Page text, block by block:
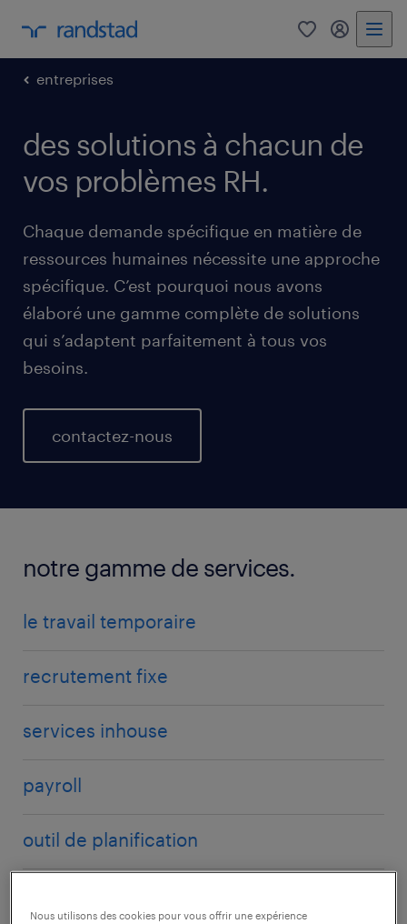
0 my
entreprises
des solutions à chacun de
vos problèmes RH.
Chaque demande spécifique en matière de
ressources humaines nécessite une approche
spécifique. C’est pourquoi nous avons
élaboré une gamme complète de solutions
qui s’adaptent parfaitement à tous vos
besoins.
contactez-nous
notre gamme de services.
le travail temporaire
recrutement fixe
services inhouse
payroll
outil de planification
Nous utilisons des cookies pour vous offrir une expérience